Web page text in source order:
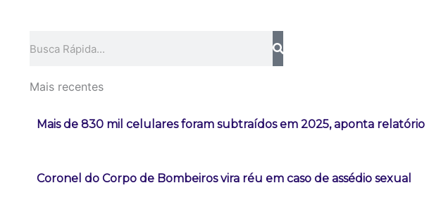
Mais recentes
Mais de 830 mil celulares foram subtraídos em 2025, aponta relatório
Coronel do Corpo de Bombeiros vira réu em caso de assédio sexual